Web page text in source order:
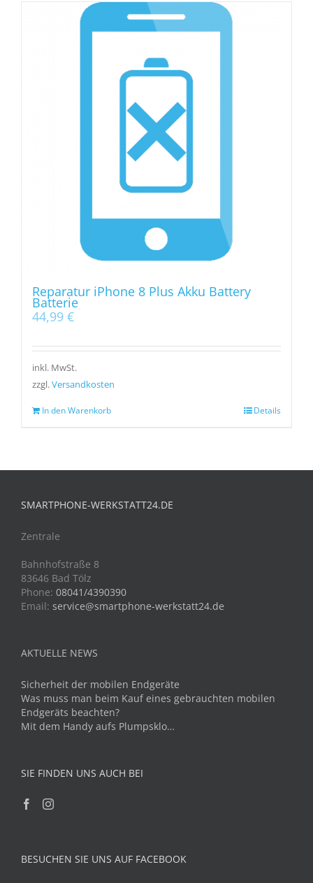
Reparatur iPhone 8 Plus Akku Battery
Batterie
44,99 €
inkl. MwSt.
zzgl.Versandkosten
In den Warenkorb Details
SMARTPHONE-WERKSTATT24.DE
Zentrale
Bahnhofstraße 8
83646 Bad Tölz
Phone: 08041/4390390
Email: service@smartphone-werkstatt24.de
AKTUELLE NEWS
Sicherheit der mobilen Endgeräte
Was muss man beim Kauf eines gebrauchten mobilen
Endgeräts beachten?
Mit dem Handy aufs Plumpsklo…
SIE FINDEN UNS AUCH BEI
BESUCHEN SIE UNS AUF FACEBOOK